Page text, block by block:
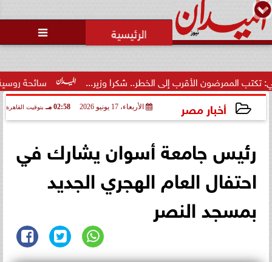

سائحة روسية لـ”مراسي”: الأقرب إلى الخطر.. شكرا وزير...
أخبار مصر الأربعاء، 17 يونيو 2026 02:58 مـ بتوقيت القاهرة
رئيس جامعة أسوان يشارك في
احتفال العام الهجري الجديد
بمسجد النصر